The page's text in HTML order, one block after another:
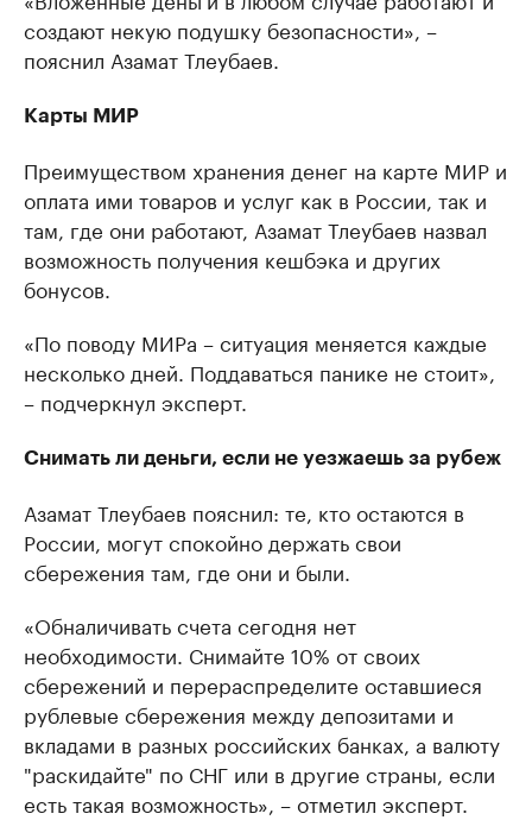
создают некую подушку безопасности», –
пояснил Азамат Тлеубаев.
Карты МИР
Преимуществом хранения денег на карте МИР и
оплата ими товаров и услуг как в России, так и
там, где они работают, Азамат Тлеубаев назвал
возможность получения кешбэка и других
бонусов.
«По поводу МИРа – ситуация меняется каждые
несколько дней. Поддаваться панике не стоит»,
– подчеркнул эксперт.
Снимать ли деньги, если не уезжаешь за рубеж
Азамат Тлеубаев пояснил: те, кто остаются в
России, могут спокойно держать свои
сбережения там, где они и были.
«Обналичивать счета сегодня нет
необходимости. Снимайте 10% от своих
сбережений и перераспределите оставшиеся
рублевые сбережения между депозитами и
вкладами в разных российских банках, а валюту
"раскидайте" по СНГ или в другие страны, если
есть такая возможность», – отметил эксперт.